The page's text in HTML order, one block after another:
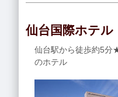
仙台国際ホテル
仙台駅から徒歩約5分
のホテル